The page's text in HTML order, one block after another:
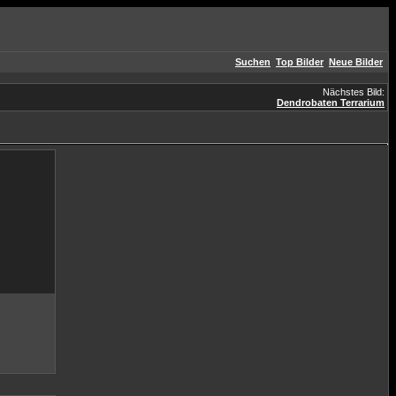
Suchen Top Bilder Neue Bilder
Nächstes Bild:
Dendrobaten Terrarium